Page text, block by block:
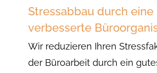
Stressabbau durch eine
verbesserte
Wir reduzieren Ihren
der Büroarbeit durch ein